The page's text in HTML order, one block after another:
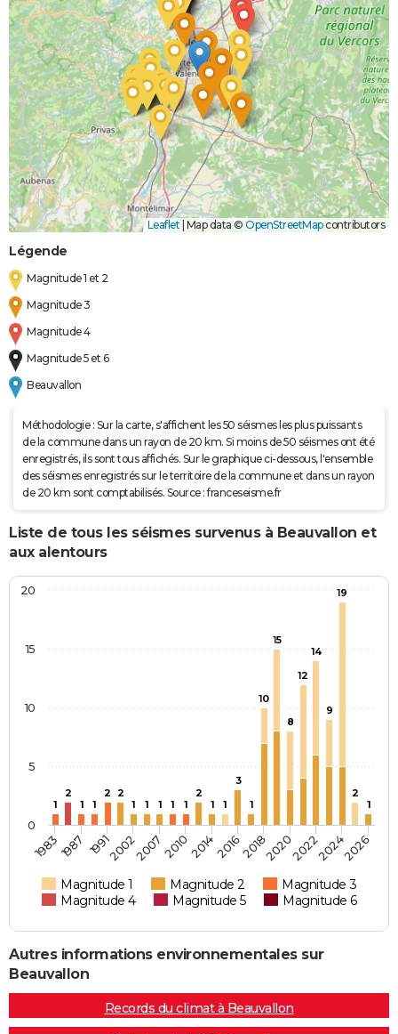
Leaflet Map data © OpenStreetMapcontributors
Légende
Magnitude 1 et 2
Magnitude 3
Magnitude 4
Magnitude 5 et 6
Beauvallon
Méthodologie : Sur la carte, s'affichent les 50 séismes les plus puissants
de la commune dans un rayon de 20 km. Si moins de 50 séismes ont été
enregistrés, ils sont tous affichés. Sur le graphique ci-dessous, l'ensemble
des séismes enregistrés sur le territoire de la commune et dans un rayon
de 20 km sont comptabilisés. Source : franceseisme.fr
Liste de tous les séismes survenus à Beauvallon et
aux alentours
1
2
1
1
2
2
1
1 1 1 1
2
1
1
3
1
10
15
8
12
14
9
19
2
1
Magnitude 1 Magnitude 2
Magnitude 3
Magnitude 4
Magnitude 5 Magnitude 6
19831987 19912002200720102014201620182020202220242026
0
5
10
15
20
Autres informations environnementales sur
Beauvallon
Records du climat à Beauvallon